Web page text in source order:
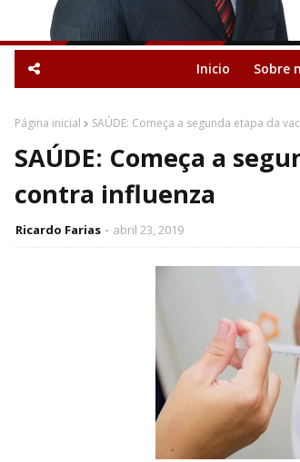
Inicio Sobre
Página inicial SAÚDE: Começa a segunda etapa da
SAÚDE: Começa a
contra influenza
Ricardo Farias abril 23, 2019